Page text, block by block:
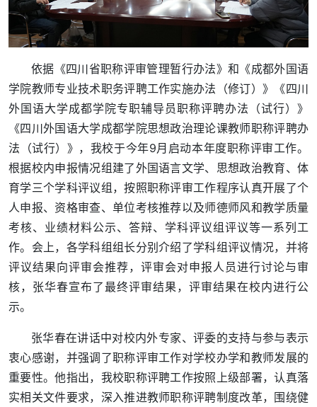
依据《四川省职称评审管理暂行办法》和《成都外国语
学院教师专业技术职务评聘工作实施办法（修订）》《四川
外国语大学成都学院专职辅导员职称评聘办法（试行）》
《四川外国语大学成都学院思想政治理论课教师职称评聘办
法（试行）》，我校于今年9月启动本年度职称评审工作。
根据校内申报情况组建了外国语言文学、思想政治教育、体
育学三个学科评议组，按照职称评审工作程序认真开展了个
人申报、资格审查、单位考核推荐以及师德师风和教学质量
考核、业绩材料公示、答辩、学科评议组评议等一系列工
作。会上，各学科组组长分别介绍了学科组评议情况，并将
评议结果向评审会推荐，评审会对申报人员进行讨论与审
核，张华春宣布了最终评审结果，评审结果在校内进行公
示。
张华春在讲话中对校内外专家、评委的支持与参与表示
衷心感谢，并强调了职称评审工作对学校办学和教师发展的
重要性。他指出，我校职称评聘工作按照上级部署，认真落
实相关文件要求，深入推进教师职称评聘制度改革，围绕健